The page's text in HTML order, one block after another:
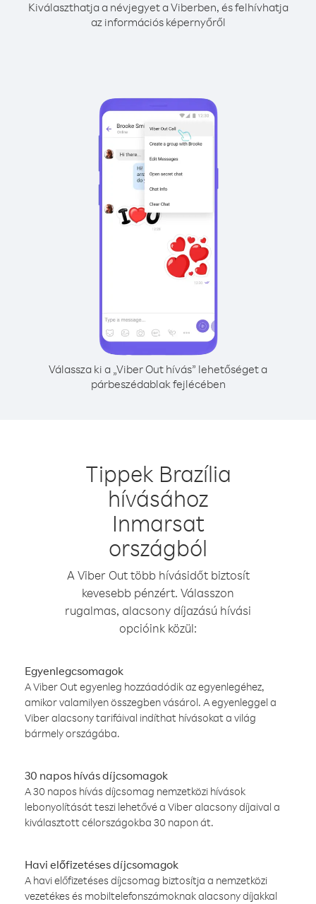
Kiválaszthatja a névjegyet a Viberben, és felhívhatja
az információs képernyőről
Válassza ki a „Viber Out hívás” lehetőséget a
párbeszédablak fejlécében
Tippek Brazília
hívásához
Inmarsat
országból
A Viber Out több hívásidőt biztosít
kevesebb pénzért. Válasszon
rugalmas, alacsony díjazású hívási
opcióink közül:
Egyenlegcsomagok
A Viber Out egyenleg hozzáadódik az egyenlegéhez,
amikor valamilyen összegben vásárol. A egyenleggel a
Viber alacsony tarifáival indíthat hívásokat a világ
bármely országába.
30 napos hívás díjcsomagok
A 30 napos hívás díjcsomag nemzetközi hívások
lebonyolítását teszi lehetővé a Viber alacsony díjaival a
kiválasztott célországokba 30 napon át.
Havi előfizetéses díjcsomagok
A havi előfizetéses díjcsomag biztosítja a nemzetközi
vezetékes és mobiltelefonszámoknak alacsony díjakkal